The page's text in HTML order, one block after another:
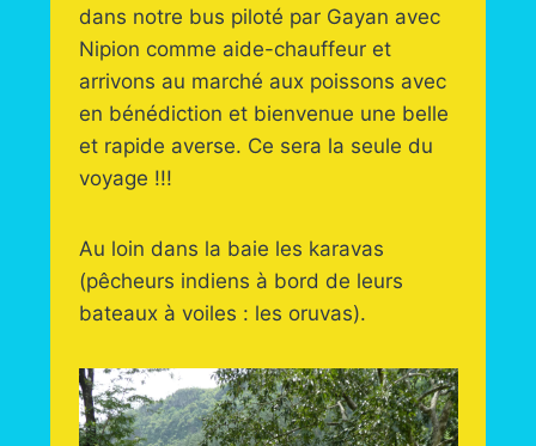
dans notre bus piloté par Gayan avec
Nipion comme aide-chauffeur et
arrivons au marché aux poissons avec
en bénédiction et bienvenue une belle
et rapide averse. Ce sera la seule du
voyage !!!
Au loin dans la baie les karavas
(pêcheurs indiens à bord de leurs
bateaux à voiles : les oruvas).